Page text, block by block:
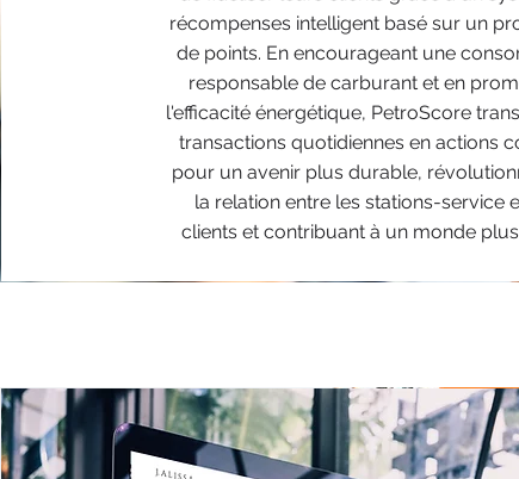
récompenses intelligent basé sur un
de points. En encourageant une
responsable de carburant et en
l'efficacité énergétique, PetroScore
transactions quotidiennes en actions
pour un avenir plus durable,
la relation entre les stations-service
clients et contribuant à un monde